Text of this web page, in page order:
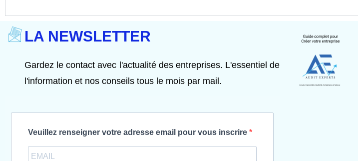
LA NEWSLETTER
Gardez le contact avec l'actualité des entreprises. L'essentiel de
l'information et nos conseils tous le mois par mail.
Veuillez renseigner votre adresse email pour vous inscrire